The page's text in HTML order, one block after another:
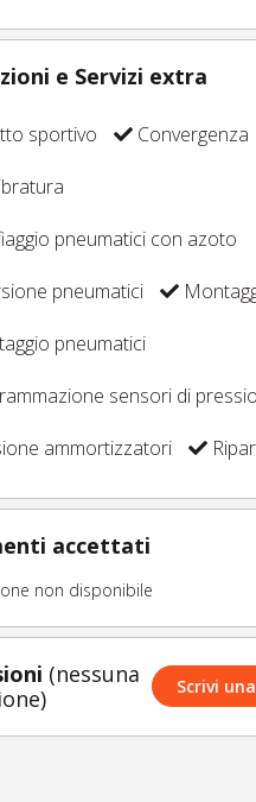
e Servizi extra
sportivo
Convergenza
pneumatici con azoto
pneumatici
pneumatici
sensori di
ammortizzatori
accettati
non disponibile
(nessuna
Scrivi